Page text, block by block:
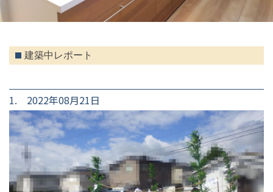
建築中レポート
1. 2022年08月21日